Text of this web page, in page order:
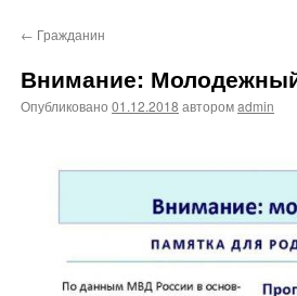
← Гражданин
Внимание:
Опубликовано 01.12.2018 авторомadmin